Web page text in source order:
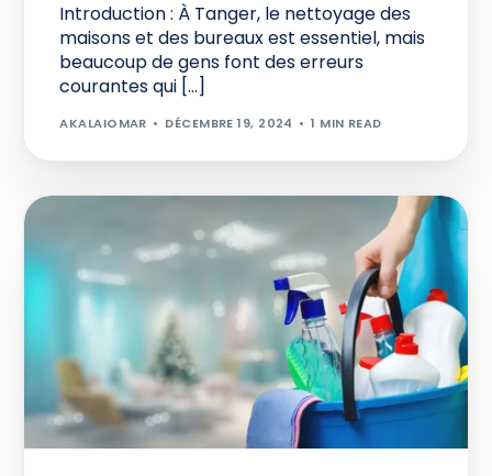
Introduction : À Tanger, le nettoyage des
maisons et des bureaux est essentiel, mais
beaucoup de gens font des erreurs
courantes qui […]
AKALAIOMAR DÉCEMBRE 19, 2024 1 MIN READ